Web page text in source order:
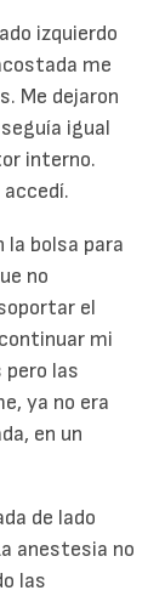
izquierdo
me
Me dejaron
igual
interno.
la bolsa para
no
el
mi
las
ya no era
en un
de lado
anestesia no
las